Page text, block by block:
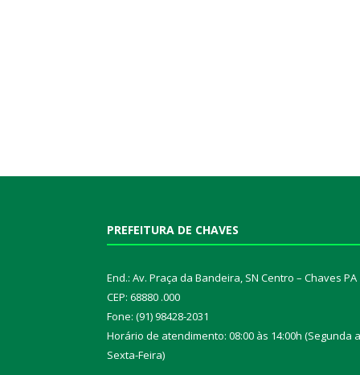
PREFEITURA DE CHAVES
End.: Av. Praça da Bandeira, SN Centro – Chaves PA
CEP: 68880 .000
Fone: (91) 98428-2031
Horário de atendimento: 08:00 às 14:00h (Segunda a
Sexta-Feira)